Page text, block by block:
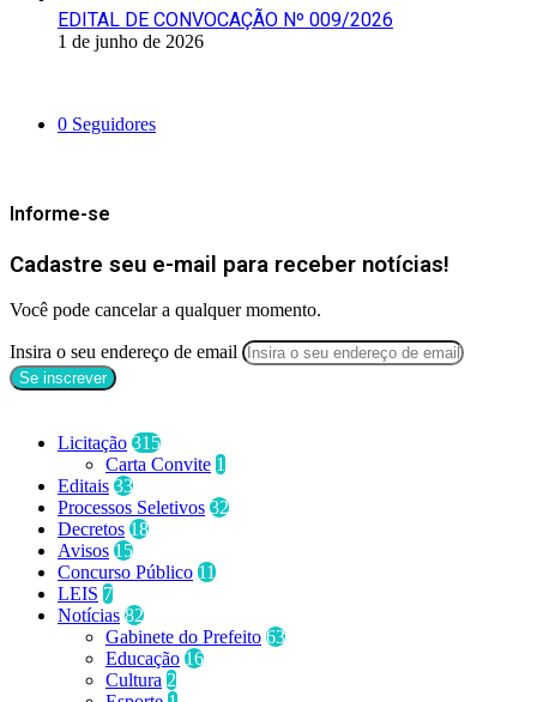
EDITAL DE CONVOCAÇÃO Nº 009/2026
1 de junho de 2026
0 Seguidores
Informe-se
Cadastre seu e-mail para receber notícias!
Você pode cancelar a qualquer momento.
Insira o seu endereço de email
Licitação 315
Carta Convite 1
Editais 33
Processos Seletivos 32
Decretos 18
Avisos 15
Concurso Público 11
LEIS 7
Notícias 82
Gabinete do Prefeito 63
Educação 16
Cultura 2